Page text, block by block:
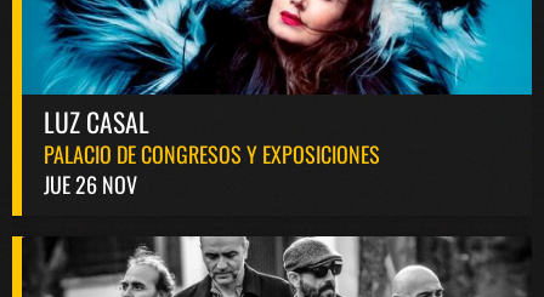
LUZ CASAL
PALACIO DE CONGRESOS Y EXPOSICIONES
JUE 26 NOV